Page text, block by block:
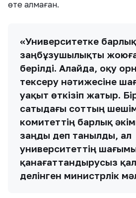
өте алмаған.
«Университетке
заңбұзушылықты
берілді. Алайда, оқу
тексеру нәтижесіне
уақыт өткізіп жатыр.
сатыдағы соттың
комитеттің барлық
заңды деп танылды, ал
университеттің
қанағаттандырусыз
делінген министрлік